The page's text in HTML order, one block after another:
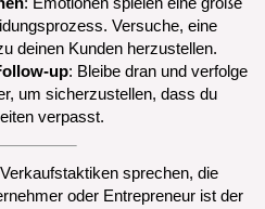
Versuche, eine
deinen Kunden herzustellen.
up: Bleibe dran und verfolge
um sicherzustellen, dass du
verpasst.
sprechen, die
oder Entrepreneur ist der